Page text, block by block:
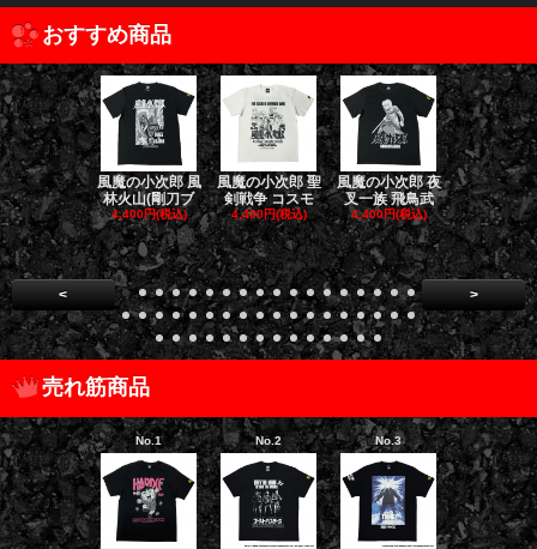
おすすめ商品
風魔の小次郎 風
林火山(剛刀ブ
4,400円(税込)
風魔の小次郎 聖
剣戦争 コスモ
4,400円(税込)
風魔の小次郎 夜
叉一族 飛鳥武
4,400円(税込)
風魔の小次
魔一族 竜
4,400円(税
< >
売れ筋商品
No.1 No.2 No.3 No.4